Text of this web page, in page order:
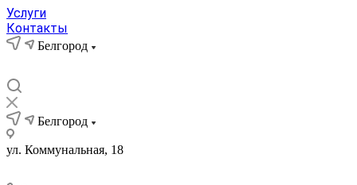
Услуги
Контакты
Белгород
Белгород
ул. Коммунальная, 18